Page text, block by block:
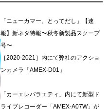
「ニューカマー、とってだし」【速
報】新ネタ特報〜秋冬新製品スクープ
号〜
［2020-2021］内にて弊社のアクショ
ンカメラ「AMEX-D01」
「カーエレバラエティ」内にて新型ド
ライブレコーダー「AMEX-A07W」が